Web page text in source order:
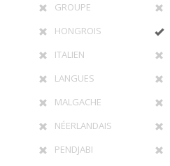
GROUPE
HONGROIS
ITALIEN
LANGUES
MALGACHE
NÉERLANDAIS
PENDJABI